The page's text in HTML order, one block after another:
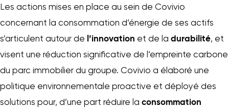
Les actions mises en place au sein de Covivio
concernant la consommation d’énergie de ses actifs
s’articulent autour de l’innovation et de la durabilité, et
visent une réduction significative de l’empreinte carbone
du parc immobilier du groupe. Covivio a élaboré une
politique environnementale proactive et déployé des
solutions pour, d’une part réduire la consommation